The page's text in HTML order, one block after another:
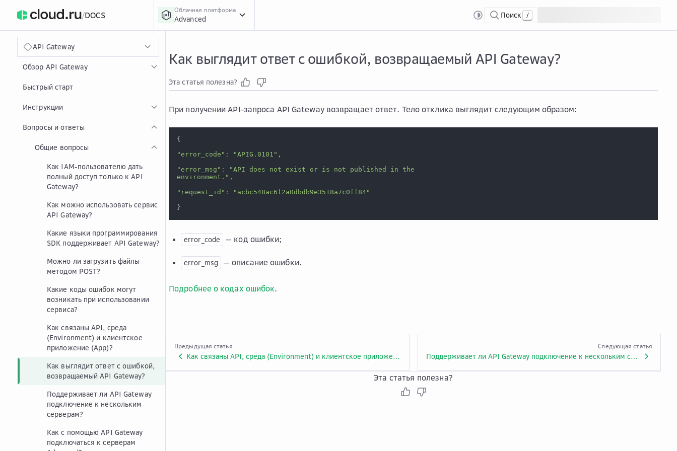
/DOCS
Облачная платформа
Advanced Поиск /
API Gateway
Обзор API Gateway
Быстрый старт
Инструкции
Вопросы и ответы
Общие вопросы
Как IAM-пользователю дать
полный доступ только к API
Gateway?
Как можно использовать сервис
API Gateway?
Какие языки программирования
SDK поддерживает API Gateway?
Можно ли загрузить файлы
методом POST?
Какие коды ошибок могут
возникать при использовании
сервиса?
Как связаны API, среда
(Environment) и клиентское
приложение (App)?
Как выглядит ответ с ошибкой,
возвращаемый API Gateway?
Поддерживает ли API Gateway
подключение к нескольким
серверам?
Как с помощью API Gateway
подключаться к серверам
Как выглядит ответ с ошибкой, возвращаемый API Gateway?
Эта статья полезна?
При получении API-запроса API Gateway возвращает ответ. Тело отклика выглядит следующим образом:
{
"error_code" : "APIG.0101" ,
"error_msg" :
"API does not exist or is not published in the
environment." ,
"request_id" :
"acbc548ac6f2a0dbdb9e3518a7c0ff84"
}
error_code — код ошибки;
error_msg — описание ошибки.
Подробнее о кодах ошибок.
Предыдущая статья
Как связаны API, среда (Environment) и клиентское приложение (App)?
Следующая статья
Поддерживает ли API Gateway подключение к нескольким серверам?
Эта статья полезна?